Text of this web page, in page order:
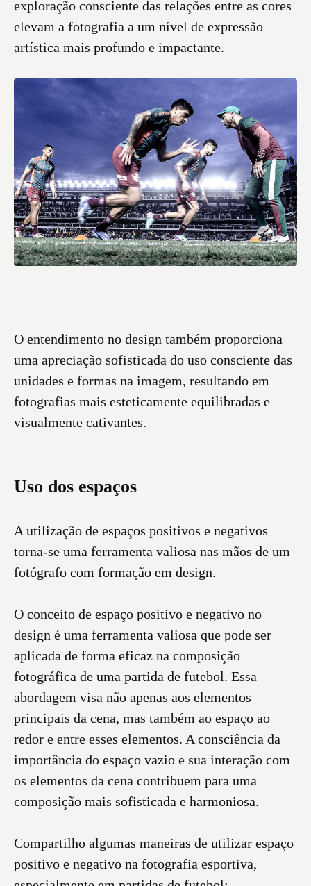
exploração consciente das relações entre as cores
elevam a fotografia a um nível de expressão
artística mais profundo e impactante.
O entendimento no design também proporciona
uma apreciação sofisticada do uso consciente das
unidades e formas na imagem, resultando em
fotografias mais esteticamente equilibradas e
visualmente cativantes.
Uso dos espaços
A utilização de espaços positivos e negativos
torna-se uma ferramenta valiosa nas mãos de um
fotógrafo com formação em design.
O conceito de espaço positivo e negativo no
design é uma ferramenta valiosa que pode ser
aplicada de forma eficaz na composição
fotográfica de uma partida de futebol. Essa
abordagem visa não apenas aos elementos
principais da cena, mas também ao espaço ao
redor e entre esses elementos. A consciência da
importância do espaço vazio e sua interação com
os elementos da cena contribuem para uma
composição mais sofisticada e harmoniosa.
Compartilho algumas maneiras de utilizar espaço
positivo e negativo na fotografia esportiva,